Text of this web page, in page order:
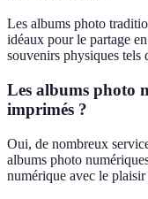
Les albums photo
idéaux pour le partage
souvenirs physiques tels
Les albums photo
imprimés ?
Oui, de nombreux
albums photo
numérique avec le